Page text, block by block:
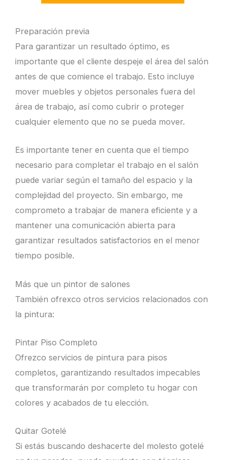
Preparación previa
Para garantizar un resultado óptimo, es
importante que el cliente despeje el área del salón
antes de que comience el trabajo. Esto incluye
mover muebles y objetos personales fuera del
área de trabajo, así como cubrir o proteger
cualquier elemento que no se pueda mover.
Es importante tener en cuenta que el tiempo
necesario para completar el trabajo en el salón
puede variar según el tamaño del espacio y la
complejidad del proyecto. Sin embargo, me
comprometo a trabajar de manera eficiente y a
mantener una comunicación abierta para
garantizar resultados satisfactorios en el menor
tiempo posible.
Más que un pintor de salones
También ofrexco otros servicios relacionados con
la pintura:
Pintar Piso Completo
Ofrezco servicios de pintura para pisos
completos, garantizando resultados impecables
que transformarán por completo tu hogar con
colores y acabados de tu elección.
Quitar Gotelé
Si estás buscando deshacerte del molesto gotelé